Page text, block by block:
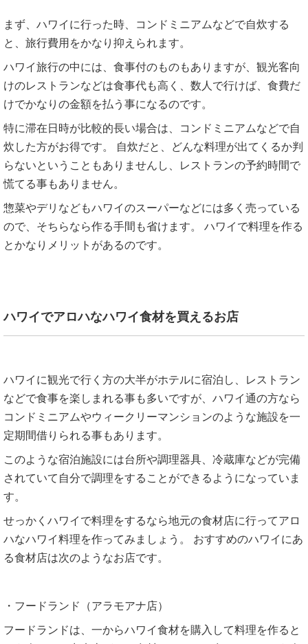
まず、ハワイに行った時、コンドミニアムなどで自炊する
と、旅行費用をかなり抑えられます。
ハワイ旅行の中には、食事付のものもありますが、観光客向
けのレストランなどは食事代も高く、数人で行けば、食費だ
けでかなりの金額を払う事になるのです。
特に滞在日時が比較的長い場合は、コンドミニアムなどで自
炊した方がお得です。 自炊だと、どんな料理が出てくるか判
らないということもありませんし、レストランの予約時間で
慌てる事もありません。
惣菜やデリなどもハワイのスーパーなどには多く売っている
ので、そちらなら作る手間も省けます。 ハワイで料理を作る
とかなりメリットがあるのです。
ハワイでアロハなハワイ食材を買えるお店
ハワイに観光で行く方の大半がホテルに宿泊し、レストラン
などで食事を楽しまれる事も多いですが、ハワイ通の方なら
コンドミニアムやウィークリーマンションのような施設を一
定期間借りられる事もあります。
このような宿泊施設には台所や調理器具、冷蔵庫などが完備
されていて自分で調理をすることができるようになっていま
す。
せっかくハワイで料理をするなら地元の食材店に行ってアロ
ハなハワイ料理を作ってみましょう。 おすすめのハワイにあ
る食材店は次のようなお店です。
・フードランド（アラモアナ店）
フードランドは、一からハワイ食材を購入して料理を作ると